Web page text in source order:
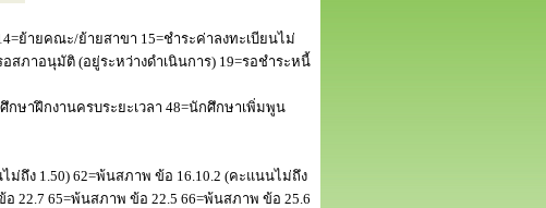
ย้ายคณะ/ย้ายสาขา 15=ชำระค่าลงทะเบียนไม่
ภาอนุมัติ (อยู่ระหว่างดำเนินการ) 19=รอชำระหนี้
กษาฝึกงานครบระยะเวลา 48=นักศึกษาเพิ่มพูน
ม่ถึง 1.50) 62=พ้นสภาพ ข้อ 16.10.2 (คะแนนไม่ถึง
22.7 65=พ้นสภาพ ข้อ 22.5 66=พ้นสภาพ ข้อ 25.6